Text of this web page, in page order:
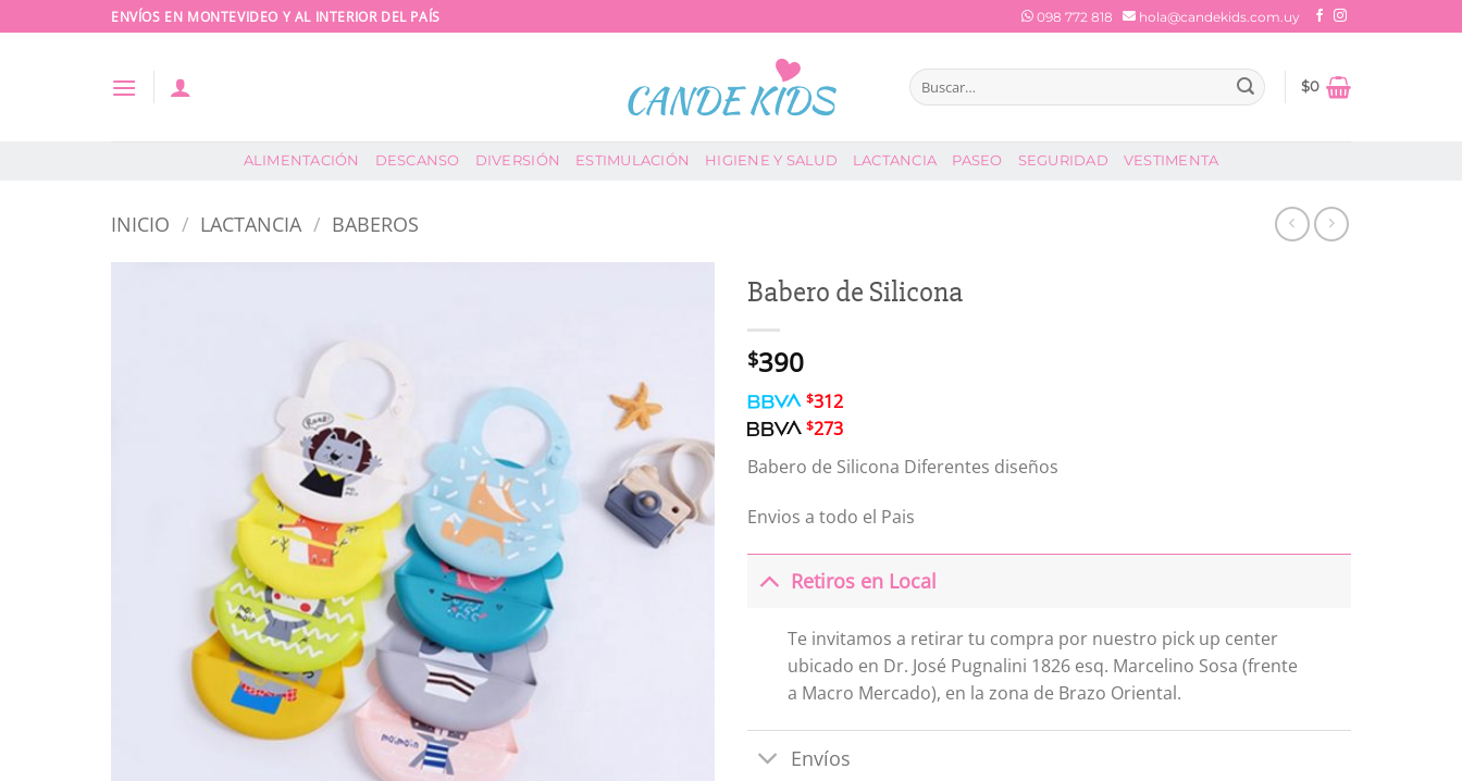
al
ENVÍOS EN MONTEVIDEO Y AL INTERIOR DEL PAÍS 098 772 818 hola@candekids.com.uy
Buscar
por:
$0
ALIMENTACIÓN DESCANSO DIVERSIÓN ESTIMULACIÓN HIGIENE Y SALUD LACTANCIA PASEO SEGURIDAD VESTIMENTA
INICIO / LACTANCIA / BABEROS
Babero de Silicona
$390
$312
$273
Babero de Silicona Diferentes diseños
Envios a todo el Pais
Retiros en Local
Te invitamos a retirar tu compra por nuestro pick up center
ubicado en Dr. José Pugnalini 1826 esq. Marcelino Sosa (frente
a Macro Mercado), en la zona de Brazo Oriental.
Envíos